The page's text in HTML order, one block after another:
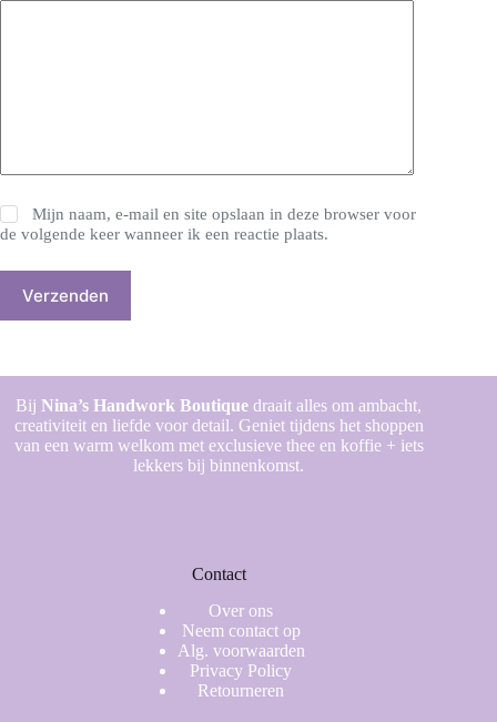
Mijn naam, e-mail en site opslaan in deze browser voor
de volgende keer wanneer ik een reactie plaats.
Verzenden
BijNina’s Handwork Boutique draait alles om ambacht,
creativiteit en liefde voor detail. Geniet tijdens het shoppen
van een warm welkom met exclusieve thee en koffie + iets
lekkers bij binnenkomst.
Contact
Over ons
Neem contact op
Alg. voorwaarden
Privacy Policy
Retourneren